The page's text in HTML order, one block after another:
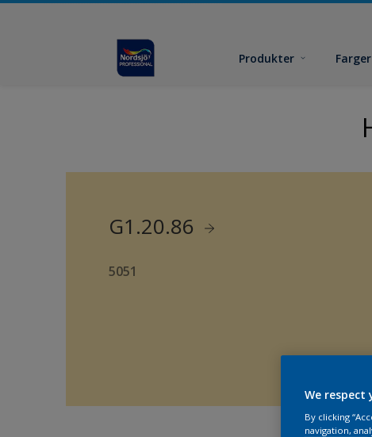
Produkter Farger
G1.20.86
5051
We respect
By clicking
navigation,